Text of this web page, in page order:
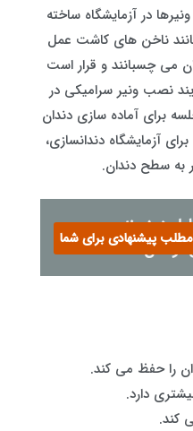
در آزمایشگاه ساخته
ناخن های کاشت عمل
می چسبانند و قرار است
نصب ونیر سرامیکی در
برای آماده‌ سازی دندان
آزمایشگاه دندانسازی،
به سطح دندان.
در زمینه
کودکان
مطلب پیشنهادی برای شما
را حفظ می کند.
دارد.
کند.